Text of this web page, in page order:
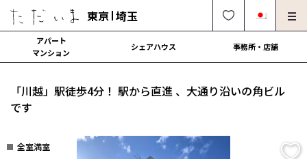
東京 埼玉
English OK 0120-249-900
オーナー様向け・管理募集
法人社宅でのご利用
解約・修理・各種依頼
アパート
マンション
シェアハウス 事務所・店舗
「川越」駅徒歩4分！ 駅から直進 、大通り沿いの角ビル
です
全室満室